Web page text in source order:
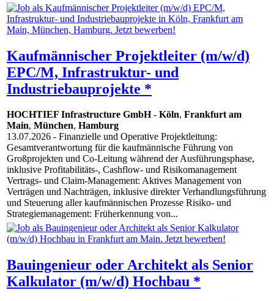
Kaufmännischer Projektleiter (m/w/d)
EPC/M, Infrastruktur- und
Industriebauprojekte *
HOCHTIEF Infrastructure GmbH- Köln, Frankfurt am
Main, München, Hamburg
13.07.2026 - Finanzielle und Operative Projektleitung:
Gesamtverantwortung für die kaufmännische Führung von
Großprojekten und Co-Leitung während der Ausführungsphase,
inklusive Profitabilitäts-, Cashflow- und Risikomanagement
Vertrags- und Claim-Management: Aktives Management von
Verträgen und Nachträgen, inklusive direkter Verhandlungsführung
und Steuerung aller kaufmännischen Prozesse Risiko- und
Strategiemanagement: Früherkennung von...
Bauingenieur oder Architekt als Senior
Kalkulator (m/w/d) Hochbau *